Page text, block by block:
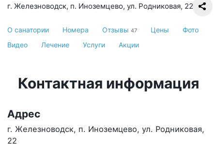
г. Железноводск, п. Иноземцево, ул. Родниковая, 22
О санатории Номера Отзывы 47 Цены
Фото
Видео
Лечение Услуги Акции
Контактная информация
Адрес
г. Железноводск, п. Иноземцево, ул. Родниковая,
22